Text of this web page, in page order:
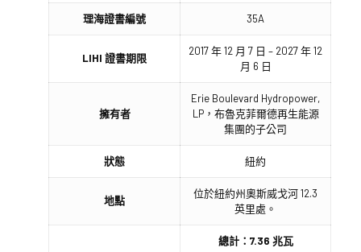
理海證書編號 35A
LIHI 證書期限
2017 年 12 月 7 日 – 2027 年 12
月 6 日
擁有者
Erie Boulevard Hydropower,
LP，布魯克菲爾德再生能源
集團的子公司
狀態 紐約
地點
位於紐約州奧斯威戈河 12.3
英里處。
總計：7.36 兆瓦